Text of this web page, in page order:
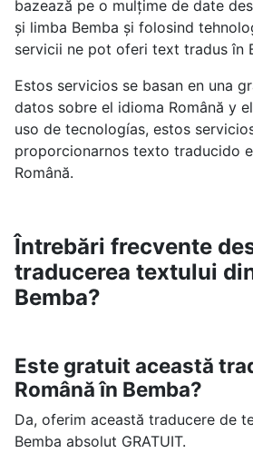
bazează pe o mulțime de date
și limba Bemba și folosind
servicii ne pot oferi text tradus în
Estos servicios se basan en una
datos sobre el idioma Română y
uso de tecnologías, estos
proporcionarnos texto traducido
Română.
Întrebări frecvente
traducerea textului
Bemba?
Este gratuit această
Română în Bemba?
Da, oferim această traducere de
Bemba absolut GRATUIT.